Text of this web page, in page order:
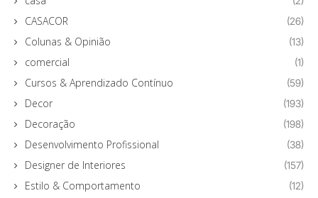
CASACOR (26)
Colunas & Opinião (13)
comercial (1)
Cursos & Aprendizado Contínuo (59)
Decor (193)
Decoração (198)
Desenvolvimento Profissional (38)
Designer de Interiores (157)
Estilo & Comportamento (12)